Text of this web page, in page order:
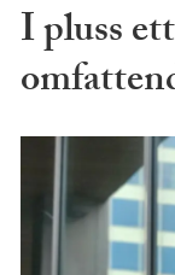
I pluss